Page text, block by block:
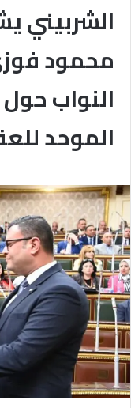
الشربيني
محمود
النواب
الموحد